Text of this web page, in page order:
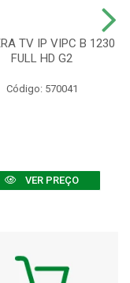
TV IP VIPC B 1230
FULL HD G2
Código: 570041
VER PREÇO